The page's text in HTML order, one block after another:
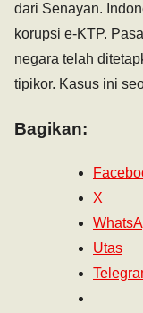
dari Senayan.
korupsi e-KTP.
negara telah
tipikor. Kasus ini
Bagikan:
X
Utas